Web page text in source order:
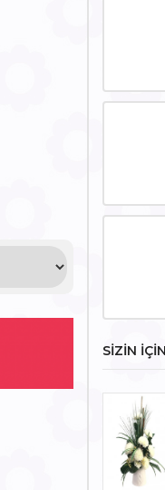
SİZİN